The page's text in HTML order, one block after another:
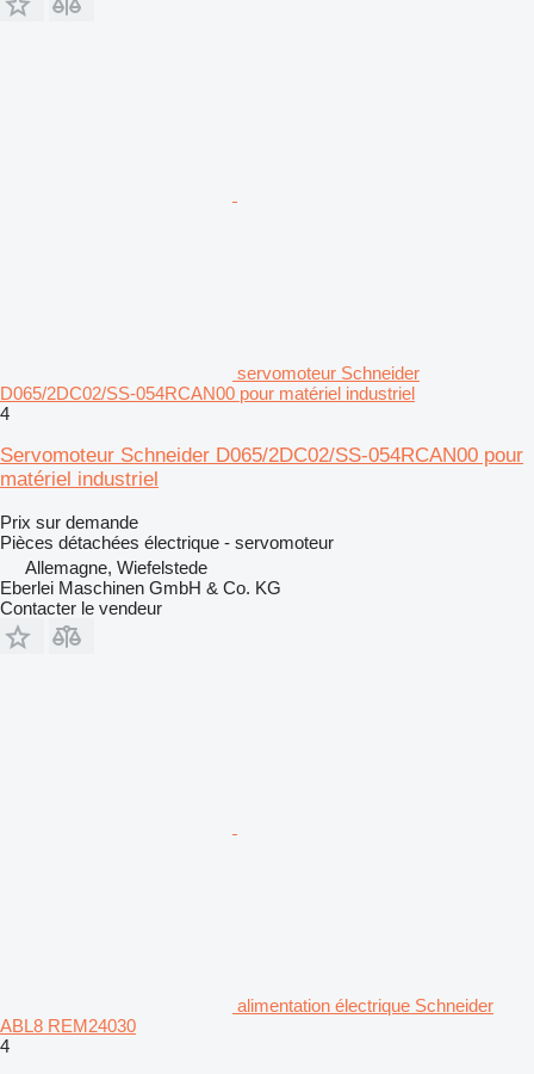
servomoteur Schneider
D065/2DC02/SS-054RCAN00 pour matériel industriel
4
Servomoteur Schneider D065/2DC02/SS-054RCAN00 pour
matériel industriel
Prix sur demande
Pièces détachées électrique - servomoteur
Allemagne, Wiefelstede
Eberlei Maschinen GmbH & Co. KG
Contacter le vendeur
alimentation électrique Schneider
ABL8 REM24030
4